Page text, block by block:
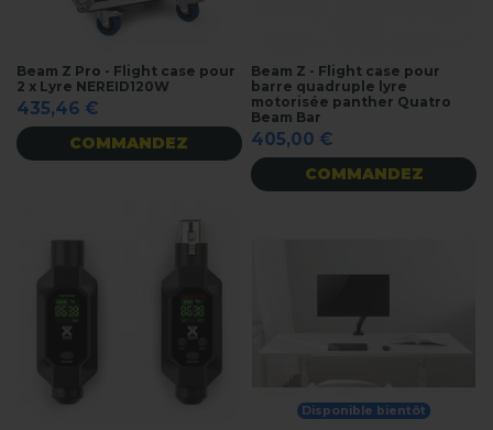
Beam Z Pro - Flight case pour
2 x Lyre NEREID120W
435,46 €
COMMANDEZ
Beam Z - Flight case pour
barre quadruple lyre
motorisée panther Quatro
Beam Bar
405,00 €
COMMANDEZ
Disponible bientôt